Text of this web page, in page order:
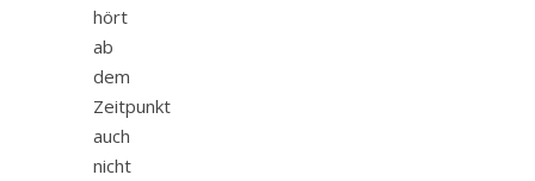
hört
ab
dem
Zeitpunkt
auch
nicht